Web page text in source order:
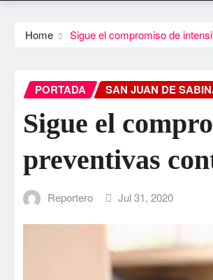
Home Sigue el compromiso de
PORTADA SAN JUAN DE
Sigue el
preventivas
Reportero Jul 31, 2020